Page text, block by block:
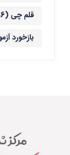
قلم چی (406)
بازخورد آزمون(364)
مرکز